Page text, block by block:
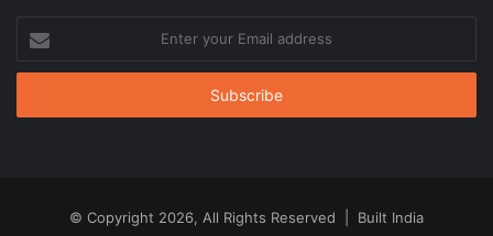
your
Email
© Copyright 2026, All Rights Reserved | Built India